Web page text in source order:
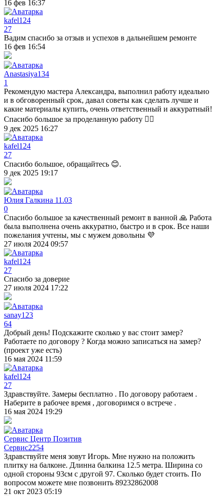
16 фев 16:37
kafel124
27
Вадим спасибо за отзыв и успехов в дальнейшем ремонте
16 фев 16:54
Anastasiya134
1
Рекомендую мастера Александра, выполнил работу идеально
и в обговоренный срок, давал советы как сделать лучше и
какие материалы купить, очень ответственный и аккуратный!
Спасибо большое за проделанную работу 👍🏻
9 дек 2025 16:27
kafel124
27
Спасибо большое, обращайтесь 😊.
9 дек 2025 19:17
Юлия Галкина 11.03
0
Спасибо большое за качественный ремонт в ванной 🙏 Работа
была выполнена очень аккуратно, быстро и в срок. Все наши
пожелания учтены, мы с мужем довольны 💜
27 июля 2024 09:57
kafel124
27
Спасибо за доверие
27 июля 2024 17:22
sanay123
64
Добрый день! Подскажите сколько у вас стоит замер?
Работаете по договору ? Когда можно записаться на замер?
(проект уже есть)
16 мая 2024 11:59
kafel124
27
Здравствуйте. Замеры бесплатно . По договору работаем .
Наберите в рабочее время , договоримся о встрече .
16 мая 2024 19:29
Сервис Центр Позитив
Сервис2254
Здравствуйте меня зовут Игорь. Мне нужно на положить
плитку на балконе. Длинна балкина 12.5 метра. Ширина со
одной стороны 93см с другой 97. Сколько будет стоить. По
вопросом можете мне позвонить 89232862008
21 окт 2023 05:19